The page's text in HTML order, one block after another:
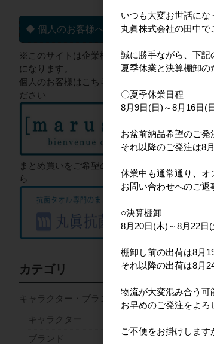
通
JAN
サイ
画像
納
◆ 個人のお客様へ
※このサイトは企業様向けのサイト
になります。
個人のお客様はこちらからご確認く
ださい
まとめ買いをご希望のお客様はこち
ら
カテゴリ
キャラクター・ブランド
キャラクター
ブランド
いつも大変お世話にな
丸眞株式会社の田中で
誠に勝手ながら、下記
夏季休業と決算棚卸の
〇夏季休業日程
8月9日(日)～8月16日(
お盆前納品希望のご発
それ以降のご発注は8
休業中も通常通り、オ
お問い合わせへのご返
○決算棚卸
8月20日(木)～8月22日(
棚卸し前の出荷は8月
それ以降の出荷は8月
物流が大変混み合う
お早めのご発注をよろ
ご不便をお掛けします